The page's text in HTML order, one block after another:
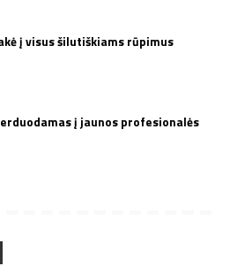
į visus šilutiškiams rūpimus
į jaunos profesionalės